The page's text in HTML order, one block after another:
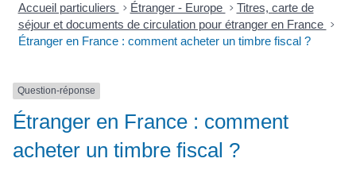
Accueil particuliers > Étranger - Europe > Titres, carte de
séjour et documents de circulation pour étranger en France >
Étranger en France : comment acheter un timbre fiscal ?
Question-réponse
Étranger en France : comment
acheter un timbre fiscal ?